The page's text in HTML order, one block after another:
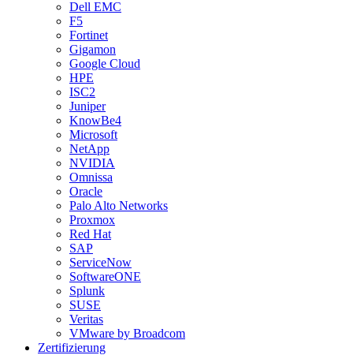
Dell EMC
F5
Fortinet
Gigamon
Google Cloud
HPE
ISC2
Juniper
KnowBe4
Microsoft
NetApp
NVIDIA
Omnissa
Oracle
Palo Alto Networks
Proxmox
Red Hat
SAP
ServiceNow
SoftwareONE
Splunk
SUSE
Veritas
VMware by Broadcom
Zertifizierung